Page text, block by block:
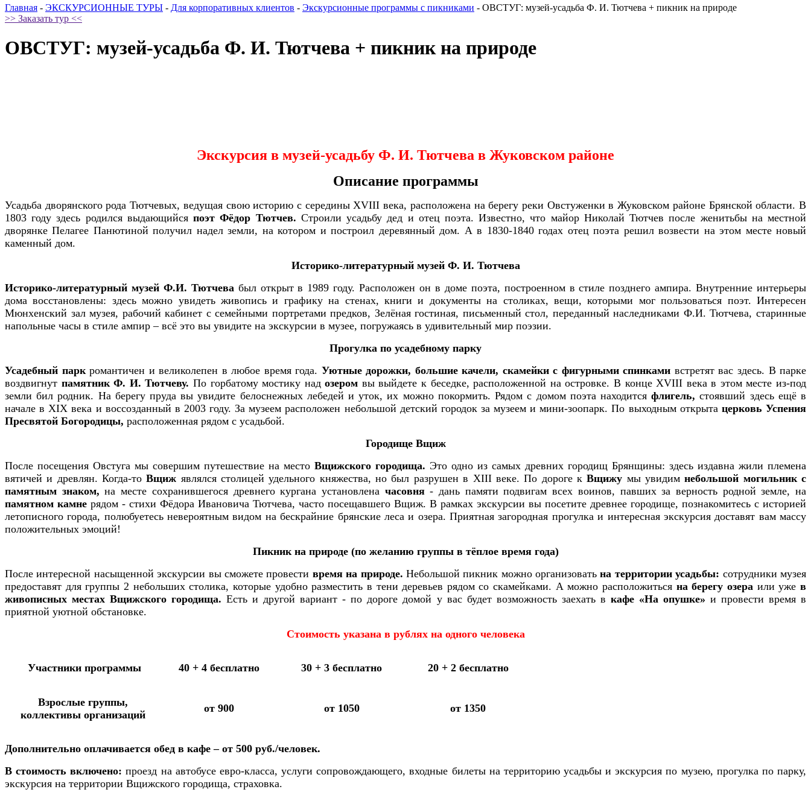
Главная - ЭКСКУРСИОННЫЕ ТУРЫ - Для корпоративных клиентов - Экскурсионные программы с пикниками - ОВСТУГ: музей-усадьба Ф. И. Тютчева + пикник на природе
>> Заказать тур <<
ОВСТУГ: музей-усадьба Ф. И. Тютчева + пикник на природе
Экскурсия в музей-усадьбу Ф. И. Тютчева в Жуковском районе
Описание программы
Усадьба дворянского рода Тютчевых, ведущая свою историю с середины XVIII века, расположена на берегу реки Овстуженки в Жуковском районе Брянской области. В
1803 году здесь родился выдающийсяпоэт Фёдор Тютчев. Строили усадьбу дед и отец поэта. Известно, что майор Николай Тютчев после женитьбы на местной
дворянке Пелагее Панютиной получил надел земли, на котором и построил деревянный дом. А в 1830-1840 годах отец поэта решил возвести на этом месте новый
каменный дом.
Историко-литературный музей Ф. И. Тютчева
Историко-литературный музей Ф.И. Тютчева был открыт в 1989 году. Расположен он в доме поэта, построенном в стиле позднего ампира. Внутренние интерьеры
дома восстановлены: здесь можно увидеть живопись и графику на стенах, книги и документы на столиках, вещи, которыми мог пользоваться поэт. Интересен
Мюнхенский зал музея, рабочий кабинет с семейными портретами предков, Зелёная гостиная, письменный стол, переданный наследниками Ф.И. Тютчева, старинные
напольные часы в стиле ампир – всё это вы увидите на экскурсии в музее, погружаясь в удивительный мир поэзии.
Прогулка по усадебному парку
Усадебный паркромантичен и великолепен в любое время года. Уютные дорожки, большие качели, скамейки с фигурными спинками встретят вас здесь. В парке
воздвигнут памятник Ф. И. Тютчеву. По горбатому мостику надозером вы выйдете к беседке, расположенной на островке. В конце XVIII века в этом месте из-под
земли бил родник. На берегу пруда вы увидите белоснежных лебедей и уток, их можно покормить. Рядом с домом поэта находитсяфлигель, стоявший здесь ещё в
начале в XIX века и воссозданный в 2003 году. За музеем расположен небольшой детский городок за музеем и мини-зоопарк. По выходным открыта церковь Успения
Пресвятой Богородицы, расположенная рядом с усадьбой.
Городище Вщиж
После посещения Овстуга мы совершим путешествие на место Вщижского городища. Это одно из самых древних городищ Брянщины: здесь издавна жили племена
вятичей и древлян. Когда-то Вщиж являлся столицей удельного княжества, но был разрушен в XIII веке. По дороге кВщижу мы увидимнебольшой могильник с
памятным знаком,на месте сохранившегося древнего кургана установлена часовня- дань памяти подвигам всех воинов, павших за верность родной земле, на
памятном камне рядом - стихи Фёдора Ивановича Тютчева, часто посещавшего Вщиж. В рамках экскурсии вы посетите древнее городище, познакомитесь с историей
летописного города, полюбуетесь невероятным видом на бескрайние брянские леса и озера. Приятная загородная прогулка и интересная экскурсия доставят вам массу
положительных эмоций!
Пикник на природе (по желанию группы в тёплое время года)
После интересной насыщенной экскурсии вы сможете провести время на природе. Небольшой пикник можно организоватьна территории усадьбы: сотрудники музея
предоставят для группы 2 небольших столика, которые удобно разместить в тени деревьев рядом со скамейками. А можно расположиться на берегу озера или уже в
живописных местах Вщижского городища. Есть и другой вариант - по дороге домой у вас будет возможность заехать в кафе «На опушке» и провести время в
приятной уютной обстановке.
Стоимость указана в рублях на одного человека
Участники программы 40 + 4 бесплатно 30 + 3 бесплатно 20 + 2 бесплатно
Взрослые группы,
коллективы организаций
от 900 от 1050 от 1350
Дополнительно оплачивается обед в кафе – от 500 руб./человек.
В стоимость включено: проезд на автобусе евро-класса, услуги сопровождающего, входные билеты на территорию усадьбы и экскурсия по музею, прогулка по парку,
экскурсия на территории Вщижского городища, страховка.